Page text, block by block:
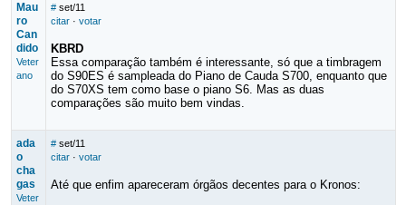
Mau
ro
Can
dido
Veter
ano
# set/11
citar· votar
KBRD
Essa comparação também é interessante, só que a timbragem
do S90ES é sampleada do Piano de Cauda S700, enquanto que
do S70XS tem como base o piano S6. Mas as duas
comparações são muito bem vindas.
ada
o
cha
gas
Veter
# set/11
citar· votar
Até que enfim apareceram órgãos decentes para o Kronos: